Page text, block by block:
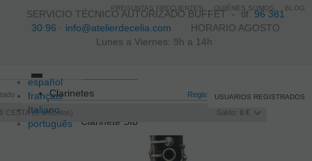
SERVICIO TÉCNICO AUTORIZADO BUFFET -tlf.96 381
30 96 · info@atelierdecelia.com HORARIO AGOSTO
Lunes a Viernes: 9h a 14h
español
français
Italiano
português
Registro /Iniciar sesión
CESTA 0artículos Saldo: 0 €
USUARIOS REGISTRADOS
Toggle
navigation
Clarinetes
Clarinete SIb
PREGUNTAS FRECUENTES QUIÉNES SOMOS BLOG